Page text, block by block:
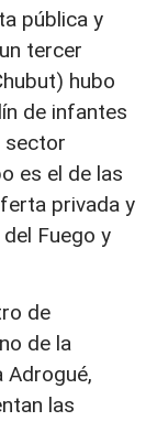
pública y
tercer
hubo
de infantes
sector
es el de las
privada y
Fuego y
de
de la
Adrogué,
las